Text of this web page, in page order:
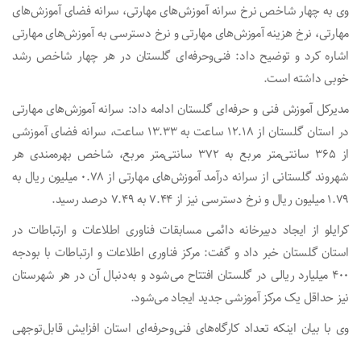
وی به چهار شاخص نرخ سرانه آموزش‌های مهارتی، سرانه فضای آموزش‌های
مهارتی، نرخ هزینه آموزش‌های مهارتی و نرخ دسترسی به آموزش‌های مهارتی
اشاره کرد و توضیح داد: فنی‌وحرفه‌ای گلستان در هر چهار شاخص رشد
خوبی داشته است.
مدیرکل آموزش فنی و حرفه‌ای گلستان ادامه داد: سرانه آموزش‌های مهارتی
در استان گلستان از ۱۲.۱۸ ساعت به ۱۳.۳۳ ساعت، سرانه فضای آموزشی
از ۳۶۵ سانتی‌متر مربع به ۳۷۲ سانتی‌متر مربع، شاخص بهره‌مندی هر
شهروند گلستانی از سرانه درآمد آموزش‌های مهارتی از ۰.۷۸ میلیون ریال به
۱.۷۹ میلیون ریال و نرخ دسترسی نیز از ۷.۴۴ به ۷.۴۹ درصد رسید.
کرایلو از ایجاد دبیرخانه دائمی مسابقات فناوری اطلاعات و ارتباطات در
استان گلستان خبر داد و گفت: مرکز فناوری اطلاعات و ارتباطات با بودجه
۴۰۰ میلیارد ریالی در گلستان افتتاح می‌شود و به‌دنبال آن در هر شهرستان
نیز حداقل یک مرکز آموزشی جدید ایجاد می‌شود.
وی با بیان اینکه تعداد کارگاه‌های فنی‌وحرفه‌ای استان افزایش قابل‌توجهی